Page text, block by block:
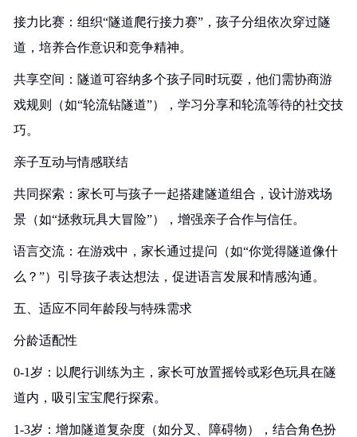
接力比赛：组织“隧道爬行接力赛”，孩子分组依次穿过隧
道，培养合作意识和竞争精神。
共享空间：隧道可容纳多个孩子同时玩耍，他们需协商游
戏规则（如“轮流钻隧道”），学习分享和轮流等待的社交技
巧。
亲子互动与情感联结
共同探索：家长可与孩子一起搭建隧道组合，设计游戏场
景（如“拯救玩具大冒险”），增强亲子合作与信任。
语言交流：在游戏中，家长通过提问（如“你觉得隧道像什
么？”）引导孩子表达想法，促进语言发展和情感沟通。
五、适应不同年龄段与特殊需求
分龄适配性
0-1岁：以爬行训练为主，家长可放置摇铃或彩色玩具在隧
道内，吸引宝宝爬行探索。
1-3岁：增加隧道复杂度（如分叉、障碍物），结合角色扮